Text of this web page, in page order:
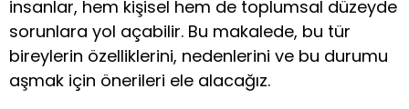
insanlar, hem kişisel hem de toplumsal düzeyde
sorunlara yol açabilir. Bu makalede, bu tür
bireylerin özelliklerini, nedenlerini ve bu durumu
aşmak için önerileri ele alacağız.